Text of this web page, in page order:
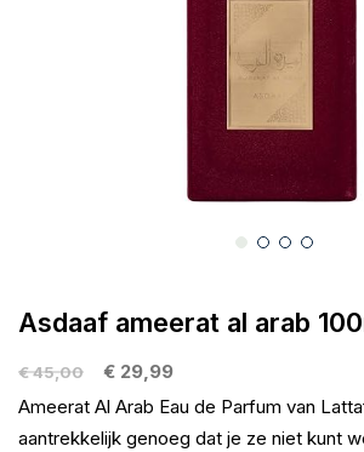
het
begin
van
de
Asdaaf ameerat al arab
€ 29,99
€ 45,00
Ameerat Al Arab Eau de Parfum van
aantrekkelijk genoeg dat je ze niet kunt